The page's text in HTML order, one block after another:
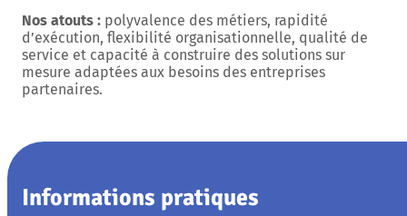
Nos atouts : polyvalence des métiers, rapidité
d’exécution, flexibilité organisationnelle, qualité de
service et capacité à construire des solutions sur
mesure adaptées aux besoins des entreprises
partenaires.
Informations pratiques